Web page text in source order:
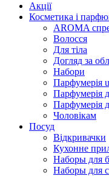
Акції
Косметика і
AROMA
Волосся
Для тіла
Догляд за
Набори
Парфумерія
Парфумерія
Парфумерія
Чоловікам
Посуд
Відкривачки
Кухонне
Наборы для
Наборы для